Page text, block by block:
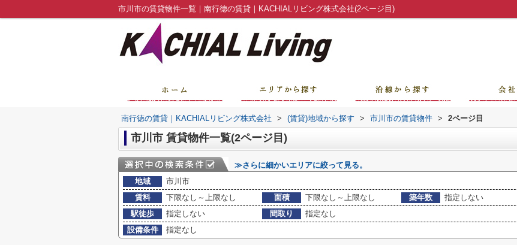
市川市の賃貸物件一覧｜南行徳の賃貸｜KACHIALリビング株式会社(2ページ目)
南行徳の賃貸｜KACHIALリビング株式会社 > (賃貸)地域から探す > 市川市の賃貸物件 > 2ページ目
市川市 賃貸物件一覧(2ページ目)
≫さらに細かいエリアに絞って見る。
地域
市川市
賃料
下限なし～上限なし 面積 下限なし～上限なし 築年数
指定しない
駅徒歩
指定しない 間取り
指定なし
設備条件
指定なし